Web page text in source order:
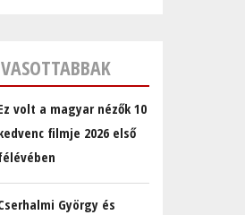
volt a magyar nézők 10
filmje 2026 első
György és